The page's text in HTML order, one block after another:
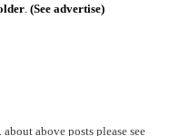
. (See advertise)
above posts please see